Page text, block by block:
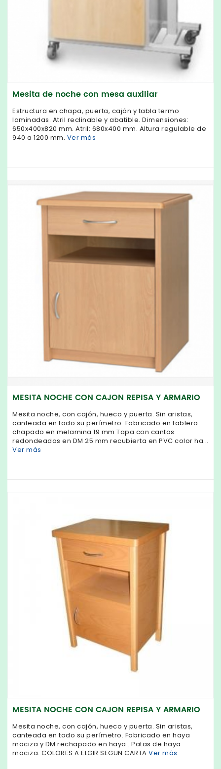
Mesita de noche con mesa auxiliar
Estructura en chapa, puerta, cajón y tabla termo
laminadas. Atril reclinable y abatible. Dimensiones:
650x400x820 mm. Atril: 680x400 mm. Altura regulable de
940 a 1200 mm. Ver más
MESITA NOCHE CON CAJON REPISA Y ARMARIO
Mesita noche, con cajón, hueco y puerta. Sin aristas,
canteada en todo su perímetro. Fabricado en tablero
chapado en melamina 19 mm Tapa con cantos
redondeados en DM 25 mm recubierta en PVC color ha...
Ver más
MESITA NOCHE CON CAJON REPISA Y ARMARIO
Mesita noche, con cajón, hueco y puerta. Sin aristas,
canteada en todo su perímetro. Fabricado en haya
maciza y DM rechapado en haya . Patas de haya
maciza. COLORES A ELGIR SEGUN CARTA Ver más